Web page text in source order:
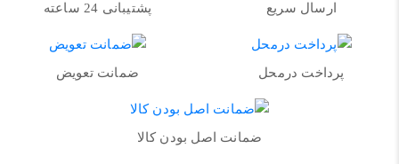
ارسال سریع پشتیبانی 24 ساعته
پرداخت درمحل ضمانت تعویض
ضمانت اصل بودن کالا